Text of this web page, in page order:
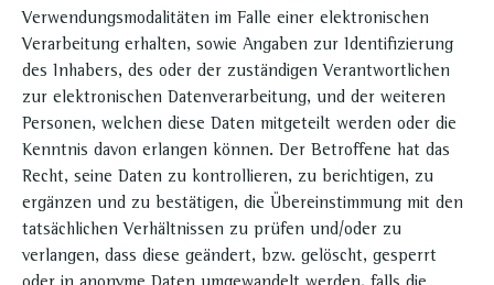
Verwendungsmodalitäten im Falle einer elektronischen
Verarbeitung erhalten, sowie Angaben zur Identifizierung
des Inhabers, des oder der zuständigen Verantwortlichen
zur elektronischen Datenverarbeitung, und der weiteren
Personen, welchen diese Daten mitgeteilt werden oder die
Kenntnis davon erlangen können. Der Betroffene hat das
Recht, seine Daten zu kontrollieren, zu berichtigen, zu
ergänzen und zu bestätigen, die Übereinstimmung mit den
tatsächlichen Verhältnissen zu prüfen und/oder zu
verlangen, dass diese geändert, bzw. gelöscht, gesperrt